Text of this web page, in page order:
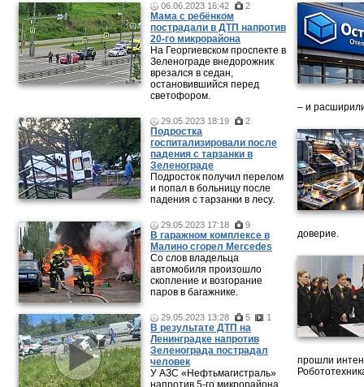
06.06.2023 16:42 2
Мама c ребёнком
пострадали в ДТП напротив
20-го микрорайона
На Георгиевском проспекте в
Зеленограде внедорожник
врезался в седан,
остановившийся перед
светофором.
29.05.2023 18:19 2
Подростка
госпитализировали после
падения с тарзанки в
Зеленограде
Подросток получил перелом
и попал в больницу после
падения с тарзанки в лесу.
29.05.2023 17:18 9
В гаражном комплексе в
Малино сгорел Mercedes
Со слов владельца
автомобиля произошло
скопление и возгорание
паров в багажнике.
29.05.2023 13:28 5 1
В результате ДТП на
Ленинградке напротив
Зеленограда пострадал
человек
У АЗС «Нефтьмагистраль»
напротив 5-го микрорайона
– и
доверие.
прошли